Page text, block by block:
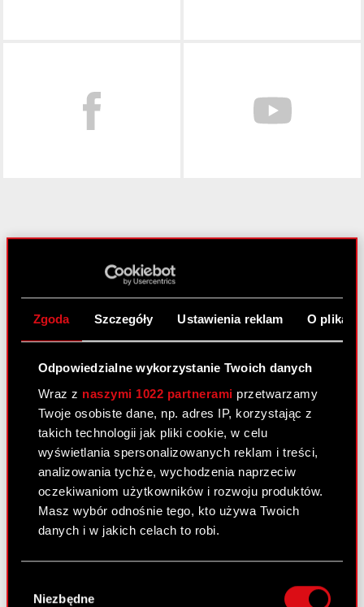
Zgoda Szczegóły Ustawienia reklam O
Odpowiedzialne wykorzystanie Twoich danych
Wraz z naszymi 1022 partnerami przetwarzamy
Twoje osobiste dane, np. adres IP, korzystając z
takich technologii jak pliki cookie, w celu
wyświetlania spersonalizowanych reklam i treści,
analizowania tychże, wychodzenia naprzeciw
oczekiwaniom użytkowników i rozwoju produktów.
Masz wybór odnośnie tego, kto używa Twoich
danych i w jakich celach to robi.
Gromadzić dane dotyczące Twojej
zgody
Niezbędne
O CD PROJEKT
Grupa Kapitałowa
Inwestorzy
Zrównoważony rozwój
Media
Kariera
Kontakt
Szukaj
Produkty
Cyberpunk 2077: Widmo Wolności
Cyberpunk 2077